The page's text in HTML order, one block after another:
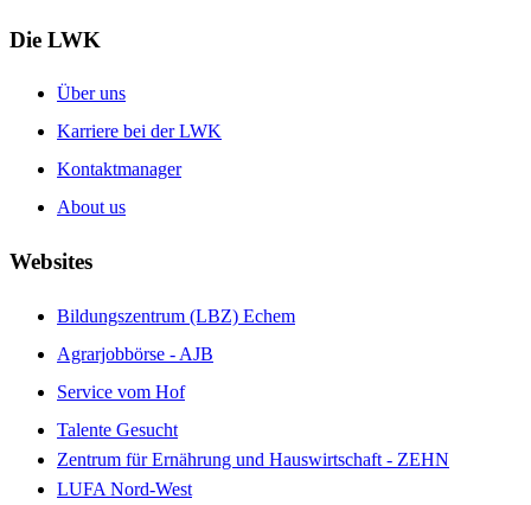
Die LWK
Über uns
Karriere bei der LWK
Kontaktmanager
About us
Websites
Bildungszentrum (LBZ) Echem
Agrarjobbörse - AJB
Service vom Hof
Talente Gesucht
Zentrum für Ernährung und Hauswirtschaft - ZEHN
LUFA Nord-West